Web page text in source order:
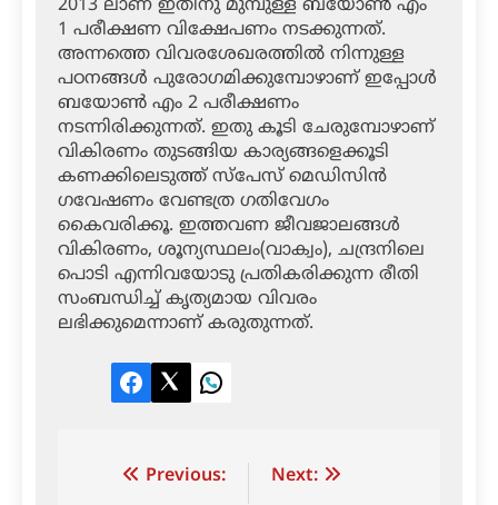
2013 ലാണ് ഇതിനു മുമ്പുള്ള ബയോണ്‍ എം
1 പരീക്ഷണ വിക്ഷേപണം നടക്കുന്നത്.
അന്നത്തെ വിവരശേഖരത്തില്‍ നിന്നുള്ള
പഠനങ്ങള്‍ പുരോഗമിക്കുമ്പോഴാണ് ഇപ്പോള്‍
ബയോണ്‍ എം 2 പരീക്ഷണം
നടന്നിരിക്കുന്നത്. ഇതു കൂടി ചേരുമ്പോഴാണ്
വികിരണം തുടങ്ങിയ കാര്യങ്ങളെക്കൂടി
കണക്കിലെടുത്ത് സ്‌പേസ് മെഡിസിന്‍
ഗവേഷണം വേണ്ടത്ര ഗതിവേഗം
കൈവരിക്കൂ. ഇത്തവണ ജീവജാലങ്ങള്‍
വികിരണം, ശൂന്യസ്ഥലം(വാക്വം), ചന്ദ്രനിലെ
പൊടി എന്നിവയോടു പ്രതികരിക്കുന്ന രീതി
സംബന്ധിച്ച് കൃത്യമായ വിവരം
ലഭിക്കുമെന്നാണ് കരുതുന്നത്.
Facebook
TwitterLinkedIn
Post Previous: Next: